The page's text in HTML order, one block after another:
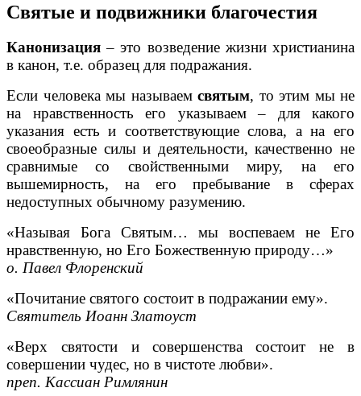
Святые и подвижники благочестия
Канонизация – это возведение жизни христианина
в канон, т.е. образец для подражания.
Если человека мы называем святым, то этим мы не
на нравственность его указываем – для какого
указания есть и соответствующие слова, а на его
своеобразные силы и деятельности, качественно не
сравнимые со свойственными миру, на его
вышемирность, на его пребывание в сферах
недоступных обычному разумению.
«Называя Бога Святым… мы воспеваем не Его
нравственную, но Его Божественную природу…»
o. Павел Флоренский
«Почитание святого состоит в подражании ему».
Святитель Иоанн Златоуст
«Верх святости и совершенства состоит не в
совершении чудес, но в чистоте любви».
преп. Кассиан Римлянин